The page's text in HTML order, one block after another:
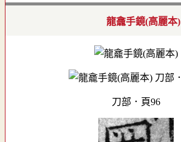
龍龕手鏡(高麗本)
刀部．頁96